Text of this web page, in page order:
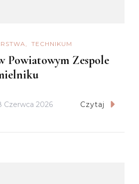
TECHNIKUM
Powiatowym Zespole
Czerwca 2026 Czytaj